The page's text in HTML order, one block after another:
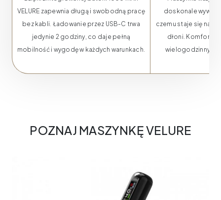
VELURE zapewnia długą i swobodną pracę
bez kabli. Ładowanie przez USB-C trwa
jedynie 2 godziny, co daje pełną
mobilność i wygodę w każdych warunkach.
doskonale
czemu staje się
dłoni.
wielogodzinnych
POZNAJ MASZYNKĘ VELURE